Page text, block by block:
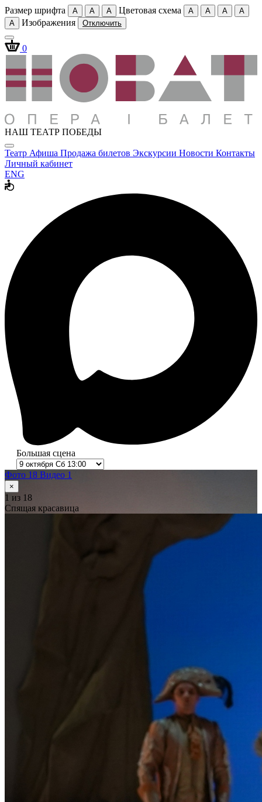
Размер шрифта A A A Цветовая схема A A A
A
A
Изображения Отключить
0
НАШ ТЕАТР ПОБЕДЫ
Театр Афиша Продажа билетов Экскурсии Новости Контакты
Личный кабинет
ENG
Большая сцена
Фото 18 Видео 1
×
1 из 18
Спящая красавица